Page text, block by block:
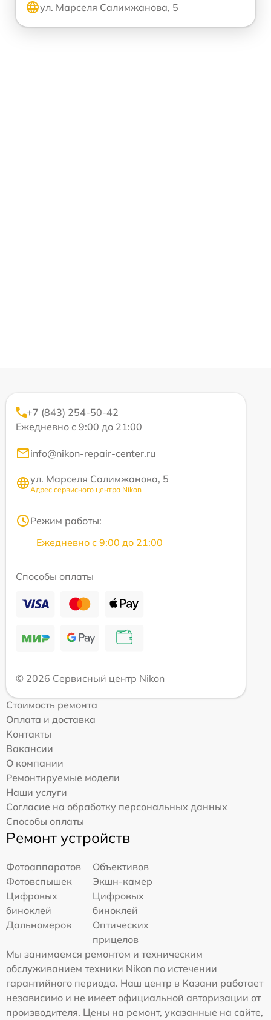
ул. Марселя Салимжанова, 5
+7 (843) 254-50-42
Ежедневно с 9:00 до 21:00
info@nikon-repair-center.ru
ул. Марселя Салимжанова, 5
Адрес сервисного центра Nikon
Режим работы:
Ежедневно с 9:00 до 21:00
Способы оплаты
© 2026 Сервисный центр Nikon
Стоимость ремонта
Оплата и доставка
Контакты
Вакансии
О компании
Ремонтируемые модели
Наши услуги
Согласие на обработку персональных данных
Способы оплаты
Ремонт устройств
Фотоаппаратов
Объективов
Фотовспышек
Экшн-камер
Цифровых
биноклей
Цифровых
биноклей
Дальномеров
Оптических
прицелов
Мы занимаемся ремонтом и техническим
обслуживанием техники Nikon по истечении
гарантийного периода. Наш центр в Казани работает
независимо и не имеет официальной авторизации от
производителя. Цены на ремонт, указанные на сайте,